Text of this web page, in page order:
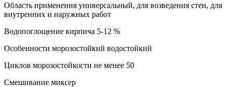
Область применения универсальный, для возведения стен, для
внутренних и наружных работ
Водопоглощение кирпича 5-12 %
Особенности морозостойкий водостойкий
Циклов морозостойкости не менее 50
Смешивание миксер